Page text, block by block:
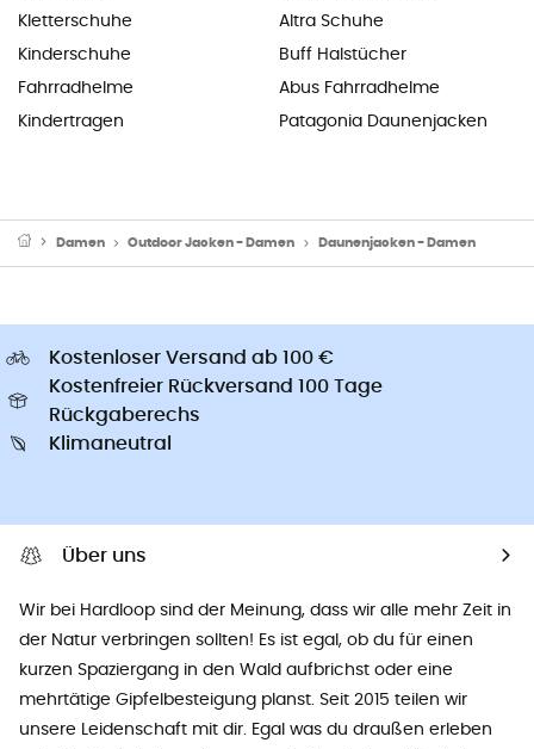
Kletterschuhe
Kinderschuhe
Fahrradhelme
Kindertragen
Altra Schuhe
Buff Halstücher
Abus Fahrradhelme
Patagonia Daunenjacken
Damen Outdoor Jacken - Damen Daunenjacken - Damen
Kostenloser Versand ab 100 €
Kostenfreier Rückversand 100 Tage
Rückgaberechs
Klimaneutral
Über uns
Wir bei Hardloop sind der Meinung, dass wir alle mehr Zeit in
der Natur verbringen sollten! Es ist egal, ob du für einen
kurzen Spaziergang in den Wald aufbrichst oder eine
mehrtätige Gipfelbesteigung planst. Seit 2015 teilen wir
unsere Leidenschaft mit dir. Egal was du draußen erleben